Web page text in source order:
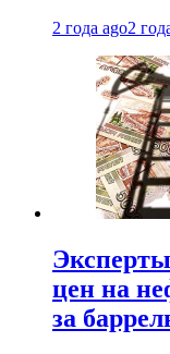
2 года ago2
цен на
за